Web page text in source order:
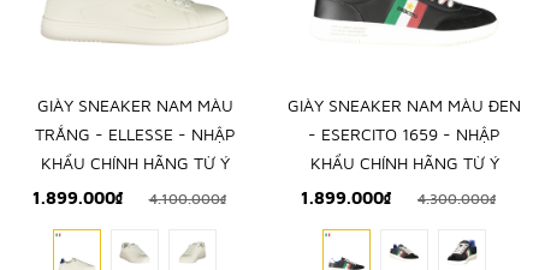
GIÀY SNEAKER NAM MÀU
TRẮNG - ELLESSE - NHẬP
KHẨU CHÍNH HÃNG TỪ Ý
1.899.000₫
4.100.000₫
GIÀY SNEAKER NAM MÀU ĐEN
- ESERCITO 1659 - NHẬP
KHẨU CHÍNH HÃNG TỪ Ý
1.899.000₫
4.300.000₫